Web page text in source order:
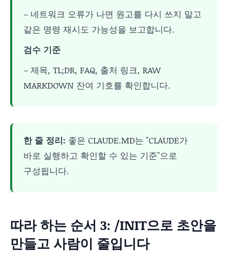
– 네트워크 오류가 나면 원고를 다시 쓰지 말고
같은 명령 재시도 가능성을 보고합니다.
검수 기준
– 제목, TL;DR, FAQ, 출처 링크, RAW
MARKDOWN 잔여 기호를 확인합니다.
한 줄 정리: 좋은 CLAUDE.MD는 "CLAUDE가
바로 실행하고 확인할 수 있는 기준"으로
구성됩니다.
따라 하는 순서 3: /INIT으로 초안을
만들고 사람이 줄입니다